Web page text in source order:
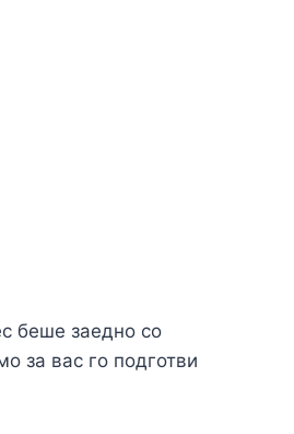
беше заедно со
за вас го подготви